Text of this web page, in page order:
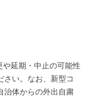
延期・中止の可能性
さい。なお、新型コ
治体からの外出自粛